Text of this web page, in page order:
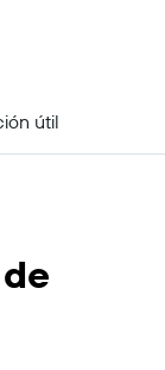
útil